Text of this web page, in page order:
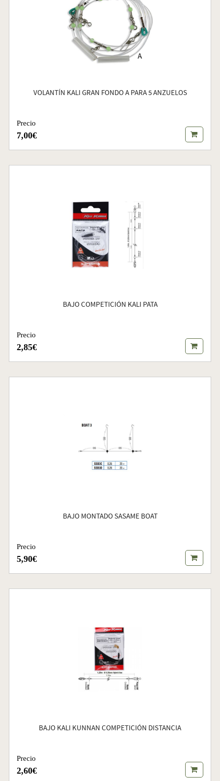
VOLANTÍN KALI GRAN FONDO A PARA 5 ANZUELOS
Precio
7,00€
BAJO COMPETICIÓN KALI PATA
Precio
2,85€
BAJO MONTADO SASAME BOAT
Precio
5,90€
BAJO KALI KUNNAN COMPETICIÓN DISTANCIA
Precio
2,60€